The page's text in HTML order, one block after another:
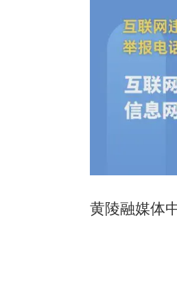
黄陵融媒体